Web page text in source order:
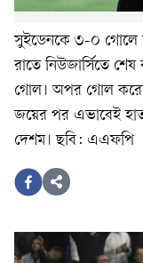
সুইডেনকে ৩-০ গোলে
রাতে নিউজার্সিতে
গোল। অপর গোল
জয়ের পর এভাবেই
দেশম। ছবি: এএফপি